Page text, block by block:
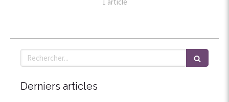
Rechercher
Derniers articles